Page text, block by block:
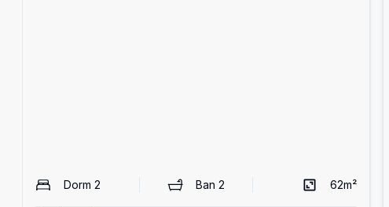
Dorm 2 Ban2 62m²